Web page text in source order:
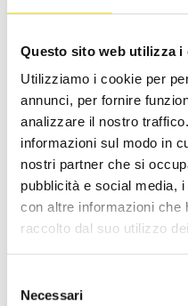
Questo sito web utilizza i
Utilizziamo i cookie per
annunci, per fornire
analizzare il nostro
informazioni sul modo in
nostri partner che si
pubblicità e social media,
con altre informazioni che
raccolto dal suo utilizzo
delNecessari